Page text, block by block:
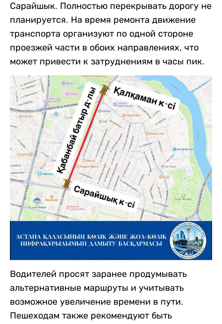
Сарайшык. Полностью перекрывать дорогу не
планируется. На время ремонта движение
транспорта организуют по одной стороне
проезжей части в обоих направлениях, что
может привести к затруднениям в часы пик.
Водителей просят заранее продумывать
альтернативные маршруты и учитывать
возможное увеличение времени в пути.
Пешеходам также рекомендуют быть